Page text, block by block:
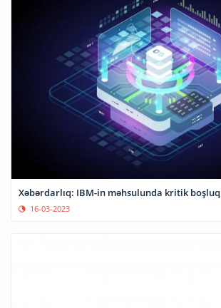
Xəbərdarlıq: IBM-in məhsulunda kritik
16-03-2023